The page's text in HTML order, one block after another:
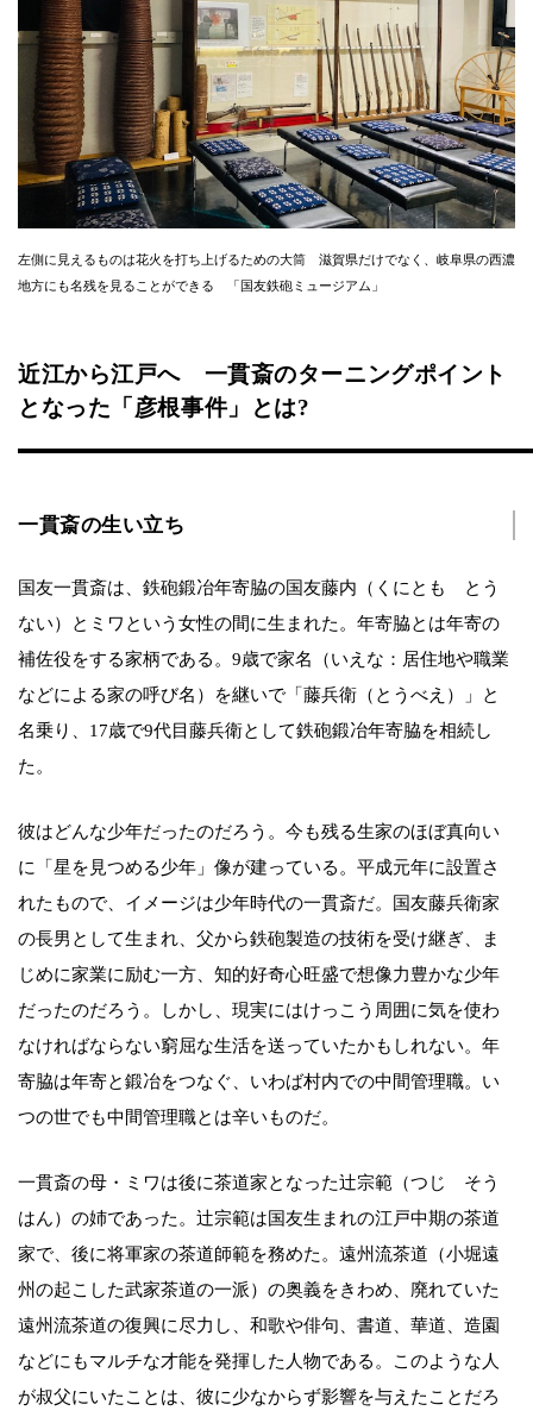
左側に見えるものは花火を打ち上げるための大筒 滋賀県だけでなく、岐阜県の西濃
地方にも名残を見ることができる 「国友鉄砲ミュージアム」
近江から江戸へ 一貫斎のターニングポイント
となった「彦根事件」とは?
一貫斎の生い立ち
国友一貫斎は、鉄砲鍛冶年寄脇の国友藤内（くにとも とう
ない）とミワという女性の間に生まれた。年寄脇とは年寄の
補佐役をする家柄である。9歳で家名（いえな：居住地や職業
などによる家の呼び名）を継いで「藤兵衛（とうべえ）」と
名乗り、17歳で9代目藤兵衛として鉄砲鍛冶年寄脇を相続し
た。
彼はどんな少年だったのだろう。今も残る生家のほぼ真向い
に「星を見つめる少年」像が建っている。平成元年に設置さ
れたもので、イメージは少年時代の一貫斎だ。国友藤兵衛家
の長男として生まれ、父から鉄砲製造の技術を受け継ぎ、ま
じめに家業に励む一方、知的好奇心旺盛で想像力豊かな少年
だったのだろう。しかし、現実にはけっこう周囲に気を使わ
なければならない窮屈な生活を送っていたかもしれない。年
寄脇は年寄と鍛冶をつなぐ、いわば村内での中間管理職。い
つの世でも中間管理職とは辛いものだ。
一貫斎の母・ミワは後に茶道家となった辻宗範（つじ そう
はん）の姉であった。辻宗範は国友生まれの江戸中期の茶道
家で、後に将軍家の茶道師範を務めた。遠州流茶道（小堀遠
州の起こした武家茶道の一派）の奥義をきわめ、廃れていた
遠州流茶道の復興に尽力し、和歌や俳句、書道、華道、造園
などにもマルチな才能を発揮した人物である。このような人
が叔父にいたことは、彼に少なからず影響を与えたことだろ